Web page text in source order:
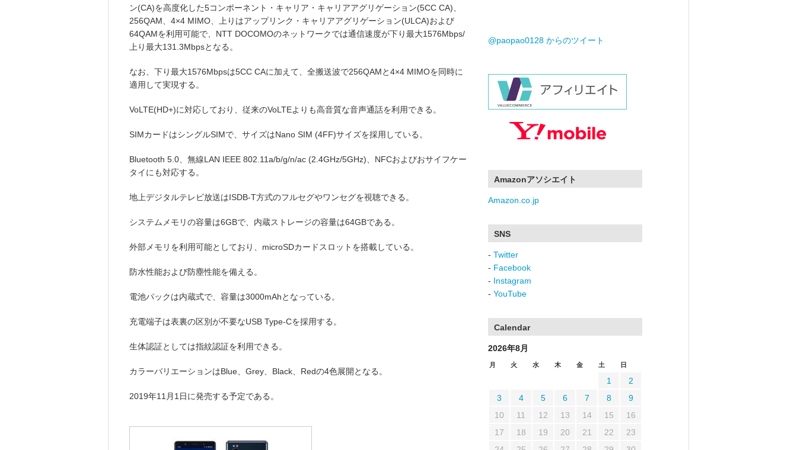
ン(CA)を高度化した5コンポーネント・キャリア・キャリアアグリゲーション(5CC CA)、
256QAM、4×4 MIMO、上りはアップリンク・キャリアアグリゲーション(ULCA)および
64QAMを利用可能で、NTT DOCOMOのネットワークでは通信速度が下り最大1576Mbps/
上り最大131.3Mbpsとなる。
なお、下り最大1576Mbpsは5CC CAに加えて、全搬送波で256QAMと4×4 MIMOを同時に
適用して実現する。
VoLTE(HD+)に対応しており、従来のVoLTEよりも高音質な音声通話を利用できる。
SIMカードはシングルSIMで、サイズはNano SIM (4FF)サイズを採用している。
Bluetooth 5.0、無線LAN IEEE 802.11a/b/g/n/ac (2.4GHz/5GHz)、NFCおよびおサイフケー
タイにも対応する。
地上デジタルテレビ放送はISDB-T方式のフルセグやワンセグを視聴できる。
システムメモリの容量は6GBで、内蔵ストレージの容量は64GBである。
外部メモリを利用可能としており、microSDカードスロットを搭載している。
防水性能および防塵性能を備える。
電池パックは内蔵式で、容量は3000mAhとなっている。
充電端子は表裏の区別が不要なUSB Type-Cを採用する。
生体認証としては指紋認証を利用できる。
カラーバリエーションはBlue、Grey、Black、Redの4色展開となる。
2019年11月1日に発売する予定である。
@paopao0128 からのツイート
Amazonアソシエイト
Amazon.co.jp
SNS
- Twitter
- Facebook
- Instagram
- YouTube
Calendar
2026年8月
月 火 水 木 金 土 日
1
2
3
4 5 6 7 8
9
10
11 12 13 14 15
16
17
18 19 20 21 22
23